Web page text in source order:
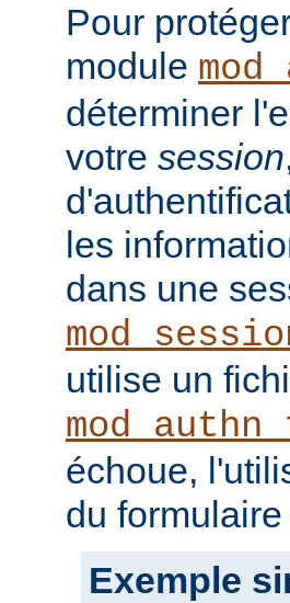
Pour
module
déterminer
votre session
les
dans une
utilise un
échoue,
du
Exemple